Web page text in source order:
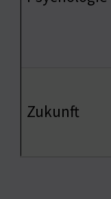
Zukunft